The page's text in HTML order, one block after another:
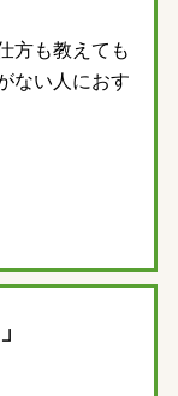
方も教えても
ない人におす